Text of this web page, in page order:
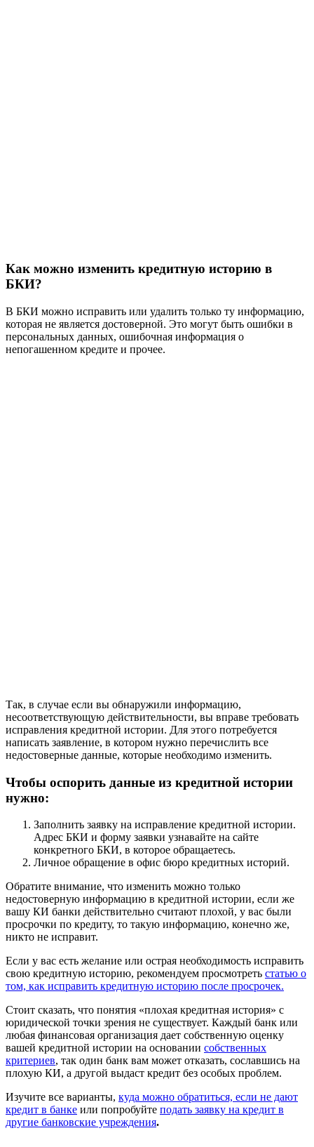
Как можно изменить кредитную историю в
БКИ?
В БКИ можно исправить или удалить только ту информацию,
которая не является достоверной. Это могут быть ошибки в
персональных данных, ошибочная информация о
непогашенном кредите и прочее.
Так, в случае если вы обнаружили информацию,
несоответствующую действительности, вы вправе требовать
исправления кредитной истории. Для этого потребуется
написать заявление, в котором нужно перечислить все
недостоверные данные, которые необходимо изменить.
Чтобы оспорить данные из кредитной истории
нужно:
Заполнить заявку на исправление кредитной истории.
Адрес БКИ и форму заявки узнавайте на сайте
конкретного БКИ, в которое обращаетесь.
Личное обращение в офис бюро кредитных историй.
Обратите внимание, что изменить можно только
недостоверную информацию в кредитной истории, если же
вашу КИ банки действительно считают плохой, у вас были
просрочки по кредиту, то такую информацию, конечно же,
никто не исправит.
Если у вас есть желание или острая необходимость исправить
свою кредитную историю, рекомендуем просмотреть статью о
том, как исправить кредитную историю после просрочек.
Стоит сказать, что понятия «плохая кредитная история» с
юридической точки зрения не существует. Каждый банк или
любая финансовая организация дает собственную оценку
вашей кредитной истории на основании собственных
критериев, так один банк вам может отказать, сославшись на
плохую КИ, а другой выдаст кредит без особых проблем.
Изучите все варианты, куда можно обратиться, если не дают
кредит в банке или попробуйте подать заявку на кредит в
другие банковские учреждения.